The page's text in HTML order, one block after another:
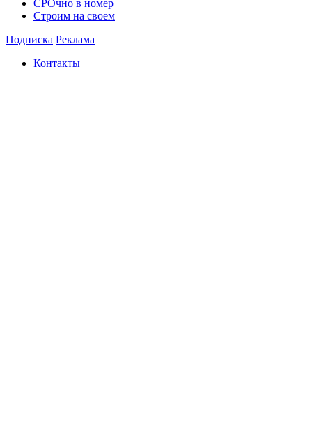
СРОчно в номер
Строим на своем
Подписка Реклама
Контакты